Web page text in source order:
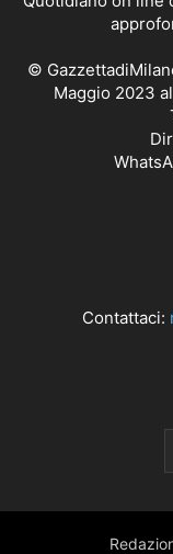
©
Maggio 2023
Contattaci: